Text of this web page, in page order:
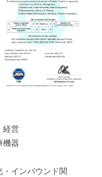
経営
機器
・インバウンド関